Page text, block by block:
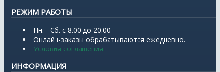
РЕЖИМ РАБОТЫ
Пн. - Сб. с 8.00 до 20.00
Онлайн-заказы обрабатываются ежедневно.
Условия соглашения
ИНФОРМАЦИЯ